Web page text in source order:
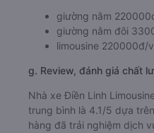
giường nằm
giường nằm đôi
limousine 220000đ/
g. Review, đánh giá chất
Nhà xe Điền Linh
trung bình là 4.1/5 dựa
hàng đã trải nghiệm dịch